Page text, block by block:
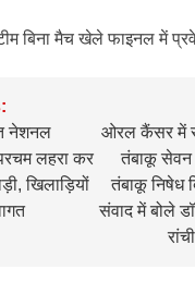
बिना मैच खेले फाइनल में
नेशनल
लहरा कर
खिलाड़ियों
ओरल कैंसर में
तंबाकू सेवन
तंबाकू निषेध
संवाद में बोले